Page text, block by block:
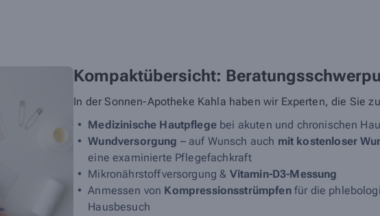
Kompaktübersicht:
In der Sonnen-Apotheke Kahla haben wir Experten, die Sie
Medizinische Hautpflegebei akuten und chronischen
Wundversorgung – auf Wunsch auch mit kostenloser
eine examinierte Pflegefachkraft
Mikronährstoffversorgung & Vitamin-D3-Messung
Anmessen von Kompressionsstrümpfenfür die
Hausbesuch